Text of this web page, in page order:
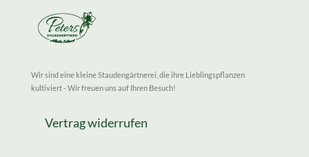
Wir sind eine kleine Staudengärtnerei, die ihre Lieblingspflanzen
kultiviert - Wir freuen uns auf Ihren Besuch!
Vertrag widerrufen